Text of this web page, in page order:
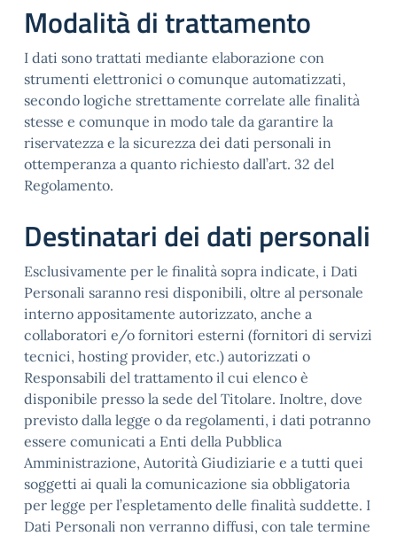
Modalità di trattamento
I dati sono trattati mediante elaborazione con
strumenti elettronici o comunque automatizzati,
secondo logiche strettamente correlate alle finalità
stesse e comunque in modo tale da garantire la
riservatezza e la sicurezza dei dati personali in
ottemperanza a quanto richiesto dall’art. 32 del
Regolamento.
Destinatari dei dati personali
Esclusivamente per le finalità sopra indicate, i Dati
Personali saranno resi disponibili, oltre al personale
interno appositamente autorizzato, anche a
collaboratori e/o fornitori esterni (fornitori di servizi
tecnici, hosting provider, etc.) autorizzati o
Responsabili del trattamento il cui elenco è
disponibile presso la sede del Titolare. Inoltre, dove
previsto dalla legge o da regolamenti, i dati potranno
essere comunicati a Enti della Pubblica
Amministrazione, Autorità Giudiziarie e a tutti quei
soggetti ai quali la comunicazione sia obbligatoria
per legge per l’espletamento delle finalità suddette. I
Dati Personali non verranno diffusi, con tale termine